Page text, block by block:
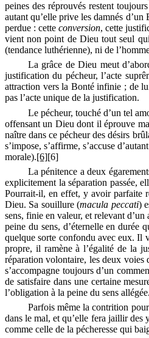
peines des réprouvés restent
autant qu’elle prive les damnés
perdue : cetteconversion, cette
vient non point de Dieu tout seul
(tendance luthérienne), ni de
La grâce de Dieu meut
justification du pécheur, l’acte
attraction vers la Bonté infinie ; de
pas l’acte unique de la justification.
Le pécheur, touché d’un tel
offensant un Dieu dont il éprouve
naître dans ce pécheur des désirs
s’impose, s’affirme, s’accuse
morale).[6][6]
La pénitence a deux
explicitement la séparation passée,
Pourrait-il, en effet, y avoir parfaite
Dieu. Sa souillure(macula peccati)
sens, finie en valeur, et relevant
peine du sens, d’éternelle en durée
quelque sorte confondu avec eux. Il
propre, il ramène à l’égalité de la
réparation volontaire, les deux voies
s’accompagne toujours d’un
de satisfaire dans une certaine
l’obligation à la peine du sens allégée.
Parfois même la contrition
dans le mal, et qu’elle fera jaillir des
comme celle de la pécheresse qui